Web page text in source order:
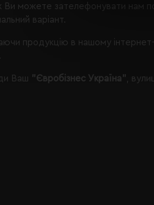
Ви можете зателефонувати нам
варіант.
продукцію в нашому
Ваш "Євробізнес Україна" ,